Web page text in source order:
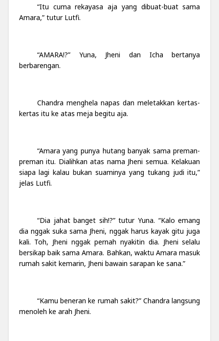
“Itu cuma rekayasa aja yang dibuat-buat sama
Amara,” tutur Lutfi.
“AMARA!?” Yuna, Jheni dan Icha bertanya
berbarengan.
Chandra menghela napas dan meletakkan kertas-
kertas itu ke atas meja begitu aja.
“Amara yang punya hutang banyak sama preman-
preman itu. Dialihkan atas nama Jheni semua. Kelakuan
siapa lagi kalau bukan suaminya yang tukang judi itu,”
jelas Lutfi.
“Dia jahat banget sih!?” tutur Yuna. “Kalo emang
dia nggak suka sama Jheni, nggak harus kayak gitu juga
kali. Toh, Jheni nggak pernah nyakitin dia. Jheni selalu
bersikap baik sama Amara. Bahkan, waktu Amara masuk
rumah sakit kemarin, Jheni bawain sarapan ke sana.”
“Kamu beneran ke rumah sakit?” Chandra langsung
menoleh ke arah Jheni.